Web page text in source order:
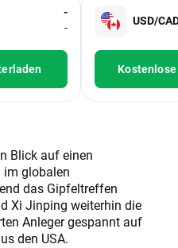
-
-
USD/
Blick auf einen
im globalen
das Gipfeltreffen
Xi Jinping weiterhin die
Anleger gespannt auf
den USA.